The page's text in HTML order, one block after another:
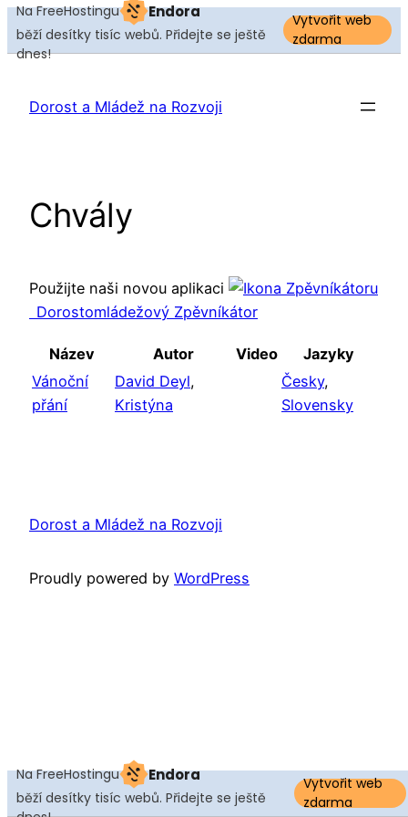
Na FreeHostingu Endora
běží desítky tisíc webů. Přidejte se ještě
dnes!
Vytvořit web
zdarma
Na FreeHostingu Endora
běží desítky tisíc webů. Přidejte se ještě
Vytvořit web
zdarma
obsah
Dorost a Mládež na Rozvoji
Chvály
Použijte naši novou aplikaci
Dorostomládežový Zpěvníkátor
Název Autor Video
Jazyky
Vánoční
přání
David Deyl,
Kristýna
Česky,
Slovensky
Dorost a Mládež na Rozvoji
Proudly powered by WordPress